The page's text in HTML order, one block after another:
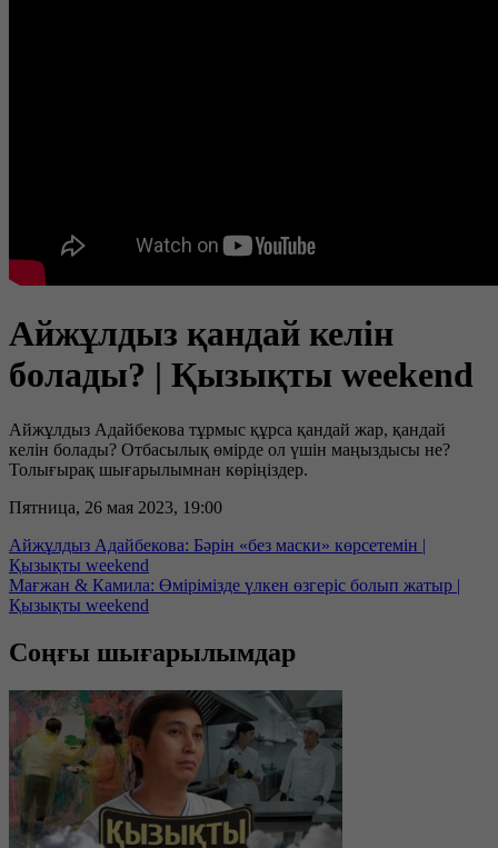
Айжұлдыз қандай келін
болады? | Қызықты weekend
Айжұлдыз Адайбекова тұрмыс құрса қандай жар, қандай
келін болады? Отбасылық өмірде ол үшін маңыздысы не?
Толығырақ шығарылымнан көріңіздер.
Пятница, 26 мая 2023, 19:00
Айжұлдыз Адайбекова: Бәрін «без маски» көрсетемін |
Қызықты weekend
Мағжан & Камила: Өмірімізде үлкен өзгеріс болып жатыр |
Қызықты weekend
Соңғы шығарылымдар